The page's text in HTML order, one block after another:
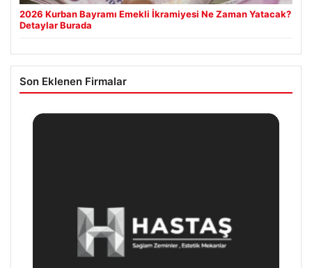
2026 Kurban Bayramı Emekli İkramiyesi Ne Zaman Yatacak?
Detaylar Burada
Son Eklenen Firmalar